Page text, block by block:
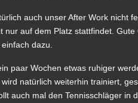
auch unser After Work nicht
nur auf dem Platz stattfindet.
dazu.
paar Wochen etwas ruhiger
natürlich weiterhin trainiert,
auch mal den Tennisschläger